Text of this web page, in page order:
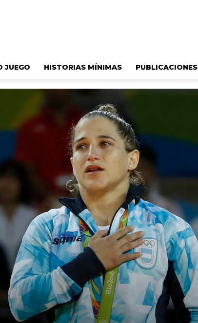
JUEGO HISTORIAS MÍNIMAS PUBLICACIONES